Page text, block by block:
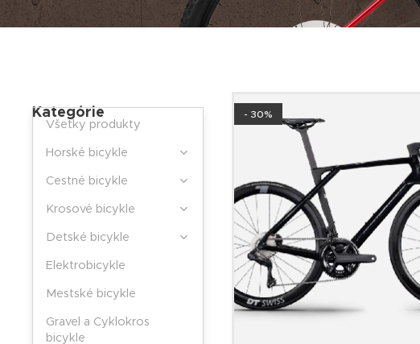
Kategórie
Všetky produkty
Horské bicykle
Cestné bicykle
Krosové bicykle
Detské bicykle
Elektrobicykle
Mestské bicykle
Gravel a Cyklokros
bicykle
- 30%